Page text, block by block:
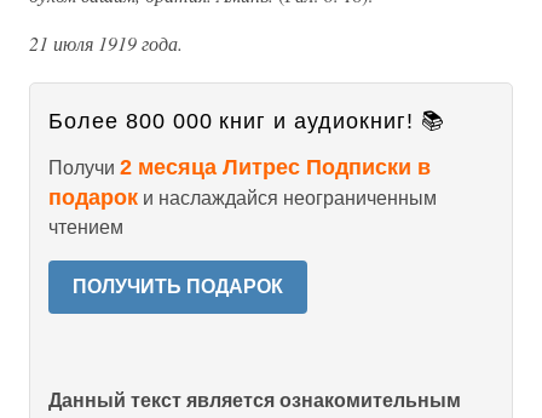
21 июля 1919 года.
Более 800 000 книг и аудиокниг! 📚
Получи 2 месяца Литрес Подписки в
подарок и наслаждайся неограниченным
чтением
ПОЛУЧИТЬ ПОДАРОК
Данный текст является ознакомительным